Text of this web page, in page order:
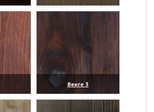
(увеличить)
Венге 3
(увеличить)